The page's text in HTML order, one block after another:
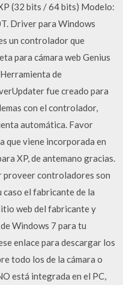
(32 bits / 64 bits) Modelo:
Driver para Windows
un controlador que
para cámara web Genius
de
fue creado para
con el controlador,
automática. Favor
que viene incorporada en
XP, de antemano gracias.
proveer controladores son
caso el fabricante de la
web del fabricante y
Windows 7 para tu
enlace para descargar los
todo los de la cámara o
está integrada en el PC,